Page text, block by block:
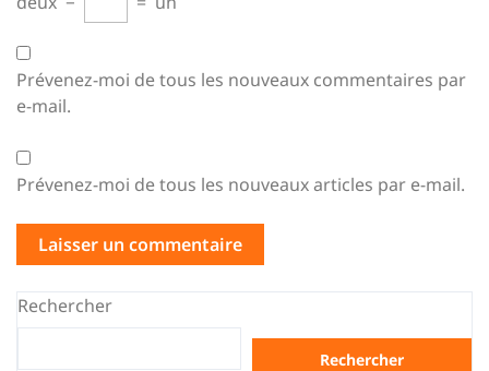
Prévenez-moi de tous les nouveaux commentaires par
e-mail.
Prévenez-moi de tous les nouveaux articles par e-mail.
Rechercher
Rechercher